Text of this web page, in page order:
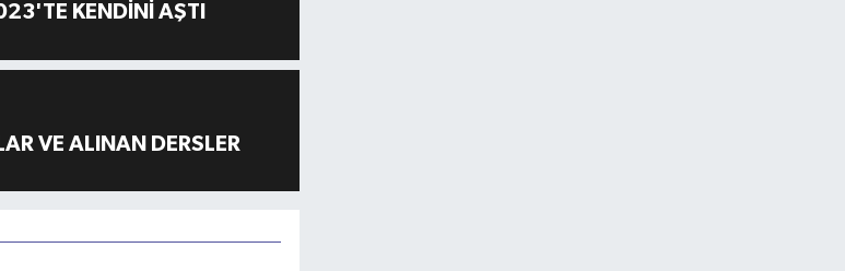
KENDİNİ AŞTI
VE ALINAN DERSLER